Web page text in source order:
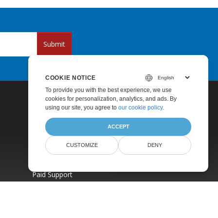
Submit
Paid Support
COOKIE NOTICE
To provide you with the best experience, we use
cookies for personalization, analytics, and ads. By
using our site, you agree to our cookie policy.
ACCEPT
CUSTOMIZE DENY